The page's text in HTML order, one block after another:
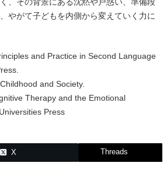
やがて子どもを内側から変えていく力に
and Practice in Second Language
and Society.
Therapy and the Emotional
Press
X Threads